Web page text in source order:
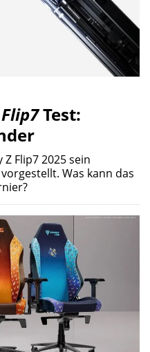
Test:
Flip7 2025 sein
Was kann das